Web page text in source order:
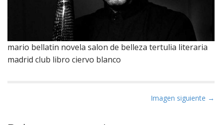
mario bellatin novela salon de belleza tertulia literaria
madrid club libro ciervo blanco
Imagen siguiente →